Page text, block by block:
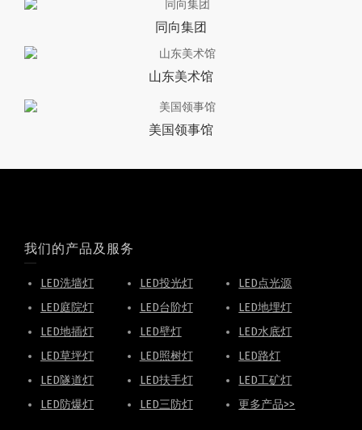
同向集团
山东美术馆
美国领事馆
我们的产品及服务
LED洗墙灯 LED投光灯
LED点光源
LED庭院灯
LED台阶灯
LED地埋灯
LED地插灯
LED壁灯
LED水底灯
LED草坪灯
LED照树灯
LED路灯
LED隧道灯
LED扶手灯
LED工矿灯
LED防爆灯
LED三防灯 更多产品>>